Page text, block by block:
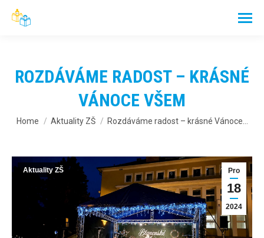
ROZDÁVÁME RADOST – KRÁSNÉ
VÁNOCE VŠEM
You are here:
Home Aktuality ZŠ Rozdáváme radost – krásné Vánoce…
Pro
18
2024
Aktuality ZŠ